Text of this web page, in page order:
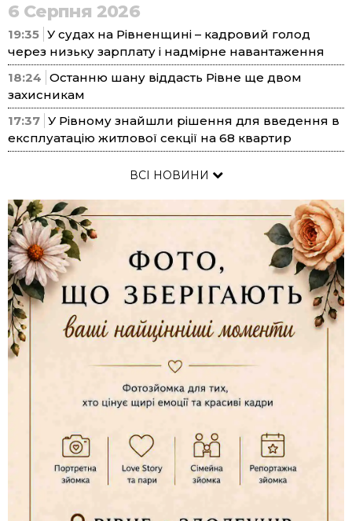
6 Серпня 2026
19:35 У судах на Рівненщині – кадровий голод
через низьку зарплату і надмірне навантаження
18:24 Останню шану віддасть Рівне ще двом
захисникам
17:37 У Рівному знайшли рішення для введення в
експлуатацію житлової секції на 68 квартир
ВСІ НОВИНИ